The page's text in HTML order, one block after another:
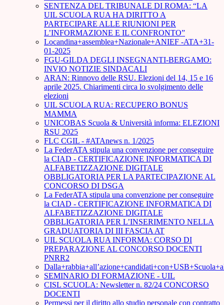
SENTENZA DEL TRIBUNALE DI ROMA: “LA
UIL SCUOLA RUA HA DIRITTO A
PARTECIPARE ALLE RIUNIONI PER
L’INFORMAZIONE E IL CONFRONTO”
Locandina+assemblea+Nazionale+ANIEF -ATA+31-
01-2025
FGU-GILDA DEGLI INSEGNANTI-BERGAMO:
INVIO NOTIZIE SINDACALI
ARAN: Rinnovo delle RSU. Elezioni del 14, 15 e 16
aprile 2025. Chiarimenti circa lo svolgimento delle
elezioni
UIL SCUOLA RUA: RECUPERO BONUS
MAMMA
UNICOBAS Scuola & Università informa: ELEZIONI
RSU 2025
FLC CGIL - #ATAnews n. 1/2025
La FederATA stipula una convenzione per conseguire
la CIAD - CERTIFICAZIONE INFORMATICA DI
ALFABETIZZAZIONE DIGITALE
OBBLIGATORIA PER LA PARTECIPAZIONE AL
CONCORSO DI DSGA
La FederATA stipula una convenzione per conseguire
la CIAD - CERTIFICAZIONE INFORMATICA DI
ALFABETIZZAZIONE DIGITALE
OBBLIGATORIA PER L’INSERIMENTO NELLA
GRADUATORIA DI III FASCIA AT
UIL SCUOLA RUA INFORMA: CORSO DI
PREPARAZIONE AL CONCORSO DOCENTI
PNRR2
SEMINARIO DI FORMAZIONE - UIL
CISL SCUOLA: Newsletter n. 82/24 CONCORSO
DOCENTI
Permessi per il diritto allo studio personale con contratto